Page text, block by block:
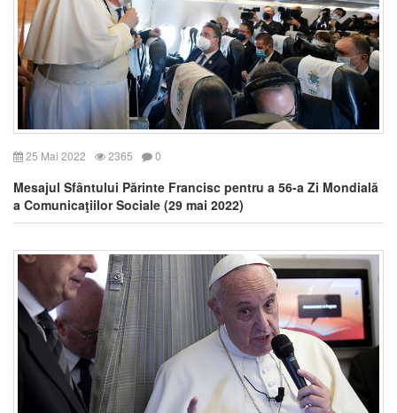
25 Mai 2022 2365 0
Mesajul Sfântului Părinte Francisc pentru a 56-a Zi Mondială
a Comunicaţiilor Sociale (29 mai 2022)